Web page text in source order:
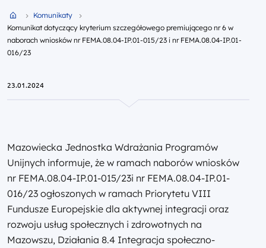
FEMA.08.04-IP.01-016/23
Przejdź do strony głównej portalu
Komunikaty
Komunikat dotyczący kryterium szczegółowego premiującego nr 6 w
naborach wniosków nr FEMA.08.04-IP.01-015/23 i nr FEMA.08.04-IP.01-
016/23
23.01.2024
Mazowiecka Jednostka Wdrażania Programów
Unijnych informuje, że w ramach naborów wniosków
nr FEMA.08.04-IP.01-015/23i nr FEMA.08.04-IP.01-
016/23 ogłoszonych w ramach Priorytetu VIII
Fundusze Europejskie dla aktywnej integracji oraz
rozwoju usług społecznych i zdrowotnych na
Mazowszu, Działania 8.4 Integracja społeczno-